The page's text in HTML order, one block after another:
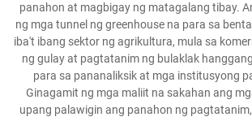
panahon at magbigay ng matagalang tibay.
ng mga tunnel ng greenhouse na para sa
iba't ibang sektor ng agrikultura, mula sa
ng gulay at pagtatanim ng bulaklak
para sa pananaliksik at mga institusyong
Ginagamit ng mga maliit na sakahan ang
upang palawigin ang panahon ng